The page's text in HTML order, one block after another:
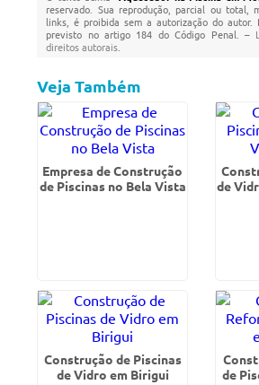
reservado. Sua reprodução, parcial ou total,
links, é proibida sem a autorização do autor.
previsto no artigo 184 do Código Penal. –
direitos autorais
Veja Também
Empresa de Construção
de Piscinas no Bela Vista
de
Construção de Piscinas
de Vidro em Birigui
de